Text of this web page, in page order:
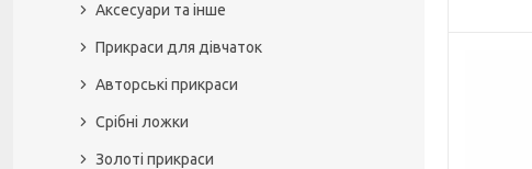
Аксесуари та інше
Прикраси для дівчаток
Авторські прикраси
Срібні ложки
Золоті прикраси